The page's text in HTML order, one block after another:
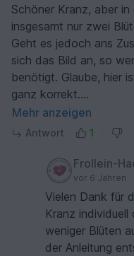
beim Schwarz
man aber
auswählen.
vielleicht eine
Catania
trotzdem Spaß
Danie
Schöner Kranz, aber
insgesamt nur zwei
Geht es jedoch ans
sich das Bild an, so
benötigt. Glaube, hier
ganz korrekt.
Ansonsten ein
gemacht. 🙂
Mehr anzeigen
Antwort 1
Frollein-
vor 6 Jahren
Vielen Dank für
Kranz
weniger Blüten
der Anleitung